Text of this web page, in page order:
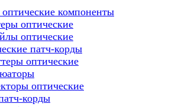
компоненты
оптические
оптические
патч-корды
оптические
оптические
корды